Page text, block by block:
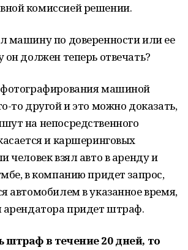
комиссией решении.
машину по доверенности или ее
должен теперь отвечать?
машиной
то другой и это можно доказать,
на непосредственного
и каршеринговых
человек взял авто в аренду и
в компанию придет запрос,
автомобилем в указанное время,
арендатора придет штраф.
штраф в течение 20 дней, то